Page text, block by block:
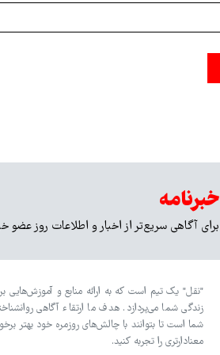
خبرنامه
برای آگاهی سریع‌تر از اخبار و اطلاعات روز عضو
"نقل" یک تیم است که به ارائه منابع و آموزش‌هایی
زندگی شما می‌پردازد. هدف ما ارتقاء آگاهی
شما است تا بتوانند با چالش‌های روزمره خود بهتر
معنادارتری را تجربه کنید.